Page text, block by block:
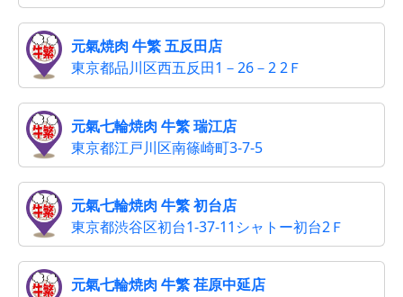
元氣焼肉 牛繁 五反田店
東京都品川区西五反田1－26－2 2Ｆ
元氣七輪焼肉 牛繁 瑞江店
東京都江戸川区南篠崎町3-7-5
元氣七輪焼肉 牛繁 初台店
東京都渋谷区初台1-37-11シャトー初台2Ｆ
元氣七輪焼肉 牛繁 荏原中延店